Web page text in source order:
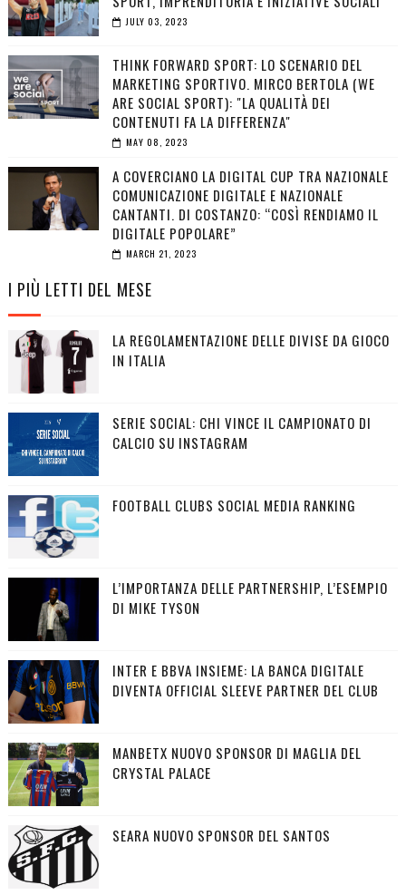
JULY 03, 2023
THINK FORWARD SPORT: LO SCENARIO DEL
MARKETING SPORTIVO. MIRCO BERTOLA (WE
ARE SOCIAL SPORT): "LA QUALITÀ DEI
CONTENUTI FA LA DIFFERENZA"
MAY 08, 2023
A COVERCIANO LA DIGITAL CUP TRA NAZIONALE
COMUNICAZIONE DIGITALE E NAZIONALE
CANTANTI. DI COSTANZO: “COSÌ RENDIAMO IL
DIGITALE POPOLARE”
MARCH 21, 2023
I PIÙ LETTI DEL MESE
LA REGOLAMENTAZIONE DELLE DIVISE DA GIOCO
IN ITALIA
SERIE SOCIAL: CHI VINCE IL CAMPIONATO DI
CALCIO SU INSTAGRAM
FOOTBALL CLUBS SOCIAL MEDIA RANKING
L’IMPORTANZA DELLE PARTNERSHIP, L’ESEMPIO
DI MIKE TYSON
INTER E BBVA INSIEME: LA BANCA DIGITALE
DIVENTA OFFICIAL SLEEVE PARTNER DEL CLUB
MANBETX NUOVO SPONSOR DI MAGLIA DEL
CRYSTAL PALACE
SEARA NUOVO SPONSOR DEL SANTOS